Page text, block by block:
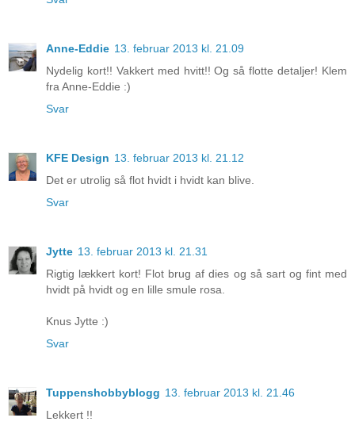
Anne-Eddie 13. februar 2013 kl. 21.09
Nydelig kort!! Vakkert med hvitt!! Og så flotte detaljer! Klem
fra Anne-Eddie :)
Svar
KFE Design 13. februar 2013 kl. 21.12
Det er utrolig så flot hvidt i hvidt kan blive.
Svar
Jytte 13. februar 2013 kl. 21.31
Rigtig lækkert kort! Flot brug af dies og så sart og fint med
hvidt på hvidt og en lille smule rosa.
Knus Jytte :)
Svar
Tuppenshobbyblogg 13. februar 2013 kl. 21.46
Lekkert !!